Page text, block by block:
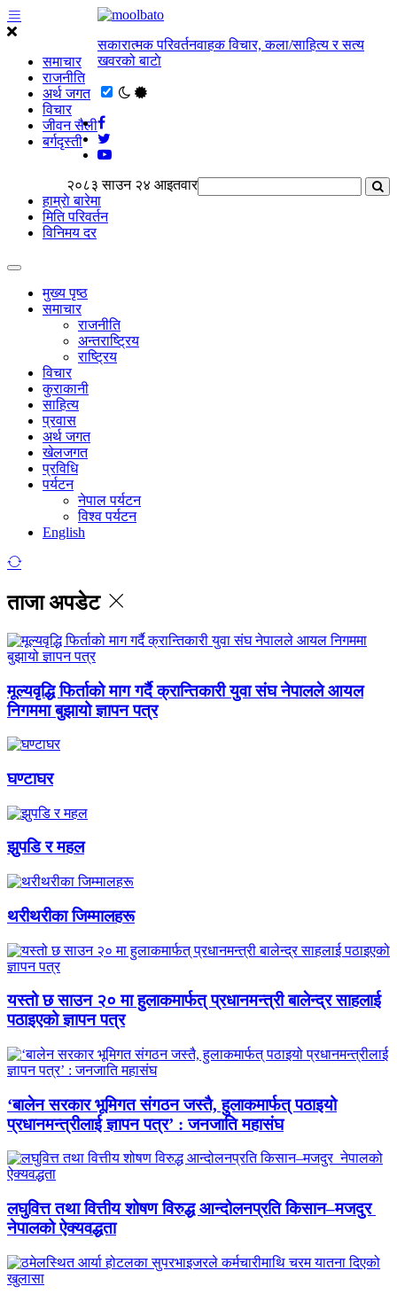
समाचार
राजनीति
अर्थ जगत
विचार
जीवन सैली
बर्गदृस्ती
सकारात्मक परिवर्तनवाहक विचार, कला/साहित्य र सत्य
खवरको बाटाे
२०८३ साउन २४ आइतवार
हाम्राे बारेमा
मिति परिवर्तन
विनिमय दर
मुख्य पृष्ठ
समाचार
राजनीति
अन्तराष्ट्रिय
राष्ट्रिय
विचार
कुराकानी
साहित्य
प्रवास
अर्थ जगत
खेलजगत
प्रविधि
पर्यटन
नेपाल पर्यटन
विश्व पर्यटन
English
ताजा अपडेट
मूल्यवृद्धि फिर्ताको माग गर्दै क्रान्तिकारी युवा संघ नेपालले आयल
निगममा बुझायो ज्ञापन पत्र
घण्टाघर
झुपडि र महल
थरीथरीका जिम्मालहरू
यस्तो छ साउन २० मा हुलाकमार्फत् प्रधानमन्त्री बालेन्द्र साहलाई
पठाइएको ज्ञापन पत्र
‘बालेन सरकार भूमिगत संगठन जस्तै, हुलाकमार्फत् पठाइयो
प्रधानमन्त्रीलाई ज्ञापन पत्र’ : जनजाति महासंघ
लघुवित्त तथा वित्तीय शोषण विरुद्ध आन्दोलनप्रति किसान–मजदुर
नेपालको ऐक्यवद्धता